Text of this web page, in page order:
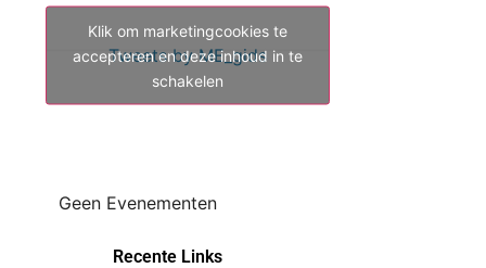
Tweets by ME_gids
Klik om marketingcookies te
accepteren en deze inhoud in te
schakelen
Geen Evenementen
Recente Links